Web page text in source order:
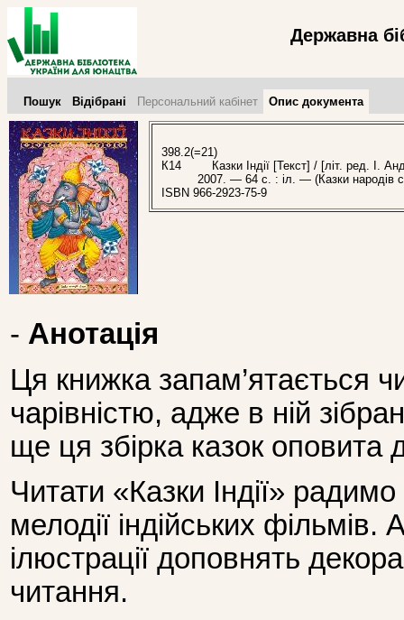
Державна
Пошук Відібрані Персональний кабінет Опис документа
398.2(=21)
К14
Казки Індії [Текст] / [літ. ред. І.
2007. — 64 с. : іл. — (Казки народів
ISBN 966-2923-75-9
- Анотація
Ця книжка запам’ятається
чарівністю, адже в ній
ще ця збірка казок
Читати «Казки Індії» радимо
мелодії індійських фільмів.
ілюстрації доповнять
читання.